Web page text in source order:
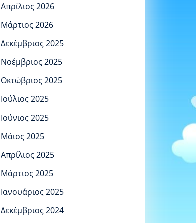
Απρίλιος 2026
Μάρτιος 2026
Δεκέμβριος 2025
Νοέμβριος 2025
Οκτώβριος 2025
Ιούλιος 2025
Ιούνιος 2025
Μάιος 2025
Απρίλιος 2025
Μάρτιος 2025
Ιανουάριος 2025
Δεκέμβριος 2024